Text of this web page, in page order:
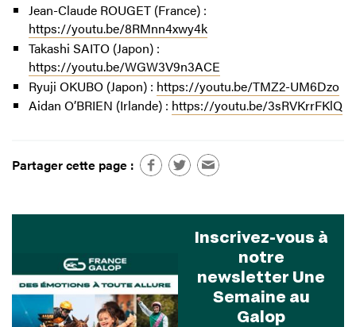
Jean-Claude ROUGET (France) :
https://youtu.be/8RMnn4xwy4k
Takashi SAITO (Japon) :
https://youtu.be/WGW3V9n3ACE
Ryuji OKUBO (Japon): https://youtu.be/TMZ2-UM6Dzo
Aidan O’BRIEN (Irlande) : https://youtu.be/3sRVKrrFKlQ
Partager cette page :
Inscrivez-vous à
notre
newsletter Une
Semaine au
Galop